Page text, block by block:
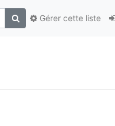
Gérer cette liste